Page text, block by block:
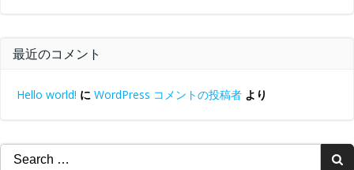
最近のコメント
Hello world! に WordPress コメントの投稿者 より
Search